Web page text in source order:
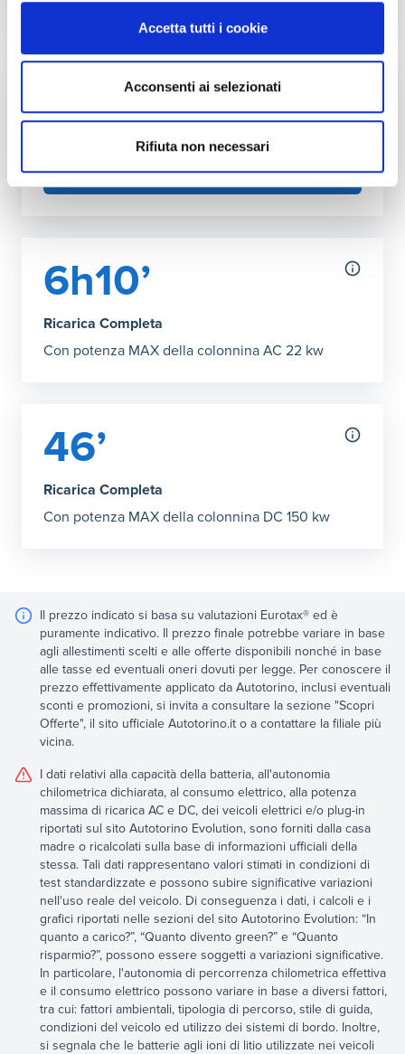
Accetta tutti i cookie
Acconsenti ai selezionati
Rifiuta non necessari
Grafico che mostra l'autonomia in chilometri ottenibile
30 minuti:277 km
Fai l'upgrade a più kW in casa
Puoi aumentare la potenza della tua rete
SCOPRI COME
6h10’
Ricarica Completa
Con potenza MAX della colonnina AC 22 kw
46’
Ricarica Completa
Con potenza MAX della colonnina DC 150 kw
Il prezzo indicato si basa su valutazioni Eurotax® ed è
puramente indicativo. Il prezzo finale potrebbe variare in base
agli allestimenti scelti e alle offerte disponibili nonché in base
alle tasse ed eventuali oneri dovuti per legge. Per conoscere il
prezzo effettivamente applicato da Autotorino, inclusi eventuali
sconti e promozioni, si invita a consultare la sezione "Scopri
Offerte", il sito ufficiale Autotorino.it o a contattare la filiale più
vicina.
I dati relativi alla capacità della batteria, all'autonomia
chilometrica dichiarata, al consumo elettrico, alla potenza
massima di ricarica AC e DC, dei veicoli elettrici e/o plug-in
riportati sul sito Autotorino Evolution, sono forniti dalla casa
madre o ricalcolati sulla base di informazioni ufficiali della
stessa. Tali dati rappresentano valori stimati in condizioni di
test standardizzate e possono subire significative variazioni
nell'uso reale del veicolo. Di conseguenza i dati, i calcoli e i
grafici riportati nelle sezioni del sito Autotorino Evolution: “In
quanto a carico?”, “Quanto divento green?” e “Quanto
risparmio?”, possono essere soggetti a variazioni significative.
In particolare, l'autonomia di percorrenza chilometrica effettiva
e il consumo elettrico possono variare in base a diversi fattori,
tra cui: fattori ambientali, tipologia di percorso, stile di guida,
condizioni del veicolo ed utilizzo dei sistemi di bordo. Inoltre,
si segnala che le batterie agli ioni di litio utilizzate nei veicoli